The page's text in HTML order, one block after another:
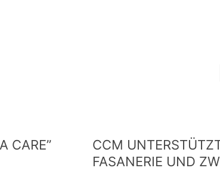
CARE”
CCM
FASANERIE UND